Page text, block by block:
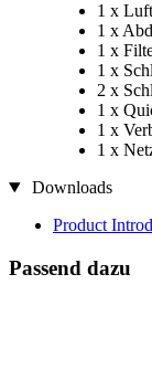
1 x
1 x
1 x
1 x
2 x
1 x
1 x
1 x
Downloads
Product
Passend dazu